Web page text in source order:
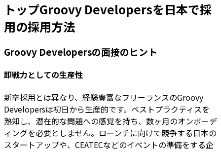
トップGroovy Developersを日本で採
用の採用方法
Groovy Developersの面接のヒント
即戦力としての生産性
新卒採用とは異なり、経験豊富なフリーランスのGroovy
Developersは初日から生産的です。ベストプラクティスを
熟知し、潜在的な問題への感覚を持ち、数ヶ月のオンボーデ
ィングを必要としません。ローンチに向けて競争する日本の
スタートアップや、CEATECなどのイベントの準備をする企